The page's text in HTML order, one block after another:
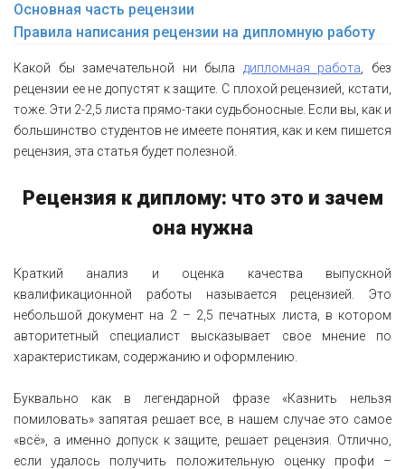
Основная часть рецензии
Правила написания рецензии на дипломную работу
Какой бы замечательной ни была дипломная работа , без
рецензии ее не допустят к защите. С плохой рецензией, кстати,
тоже. Эти 2-2,5 листа прямо-таки судьбоносные. Если вы, как и
большинство студентов не имеете понятия, как и кем пишется
рецензия, эта статья будет полезной.
Рецензия к диплому: что это и зачем
она нужна
Краткий анализ и оценка качества выпускной
квалификационной работы называется рецензией. Это
небольшой документ на 2 – 2,5 печатных листа, в котором
авторитетный специалист высказывает свое мнение по
характеристикам, содержанию и оформлению.
Буквально как в легендарной фразе «Казнить нельзя
помиловать» запятая решает все, в нашем случае это самое
«всё», а именно допуск к защите, решает рецензия. Отлично,
если удалось получить положительную оценку профи –